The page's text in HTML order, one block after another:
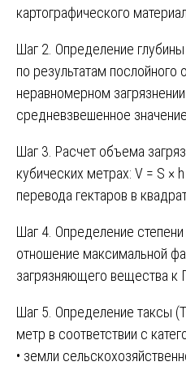
картографического
Шаг 2. Определение
по результатам послойного
неравномерном
средневзвешенное значение.
Шаг 3. Расчет объема
кубических метрах: V = S ×
перевода гектаров в
Шаг 4. Определение степени
отношение максимальной
загрязняющего вещества к
Шаг 5. Определение таксы
метр в соответствии с
• земли